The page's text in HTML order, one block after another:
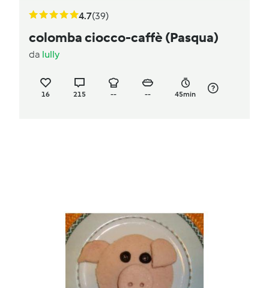
4.7(39)
colomba ciocco-caffè (Pasqua)
da lully
16 215 -- -- 45min